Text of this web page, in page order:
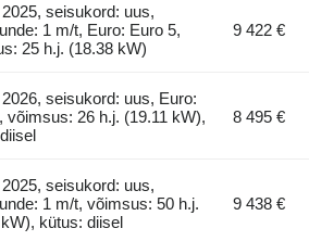
seisukord: uus,
1 m/t, Euro: Euro 5,
25 h.j. (18.38 kW)
9 422 €
seisukord: uus, Euro:
võimsus: 26 h.j. (19.11 kW),
8 495 €
seisukord: uus,
1 m/t, võimsus: 50 h.j.
kütus: diisel
9 438 €